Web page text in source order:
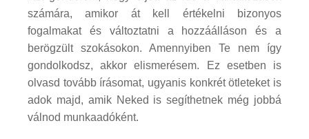
számára, amikor át kell értékelni bizonyos
fogalmakat és változtatni a hozzáálláson és a
berögzült szokásokon. Amennyiben Te nem így
gondolkodsz, akkor elismerésem. Ez esetben is
olvasd tovább írásomat, ugyanis konkrét ötleteket is
adok majd, amik Neked is segíthetnek még jobbá
válnod munkaadóként.